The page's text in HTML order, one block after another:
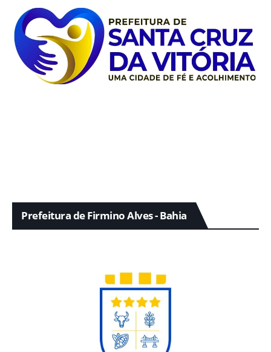
Prefeitura de Firmino Alves - Bahia